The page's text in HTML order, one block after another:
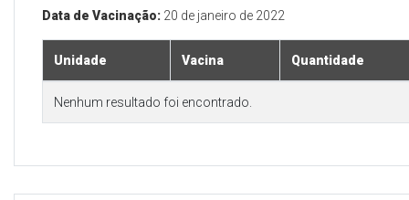
Data de Vacinação: 20 de janeiro de 2022
Unidade Vacina Quantidade
Nenhum resultado foi encontrado.